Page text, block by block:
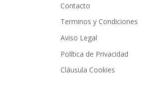
Contacto
Terminos y Condiciones
Aviso Legal
Política de Privacidad
Cláusula Cookies